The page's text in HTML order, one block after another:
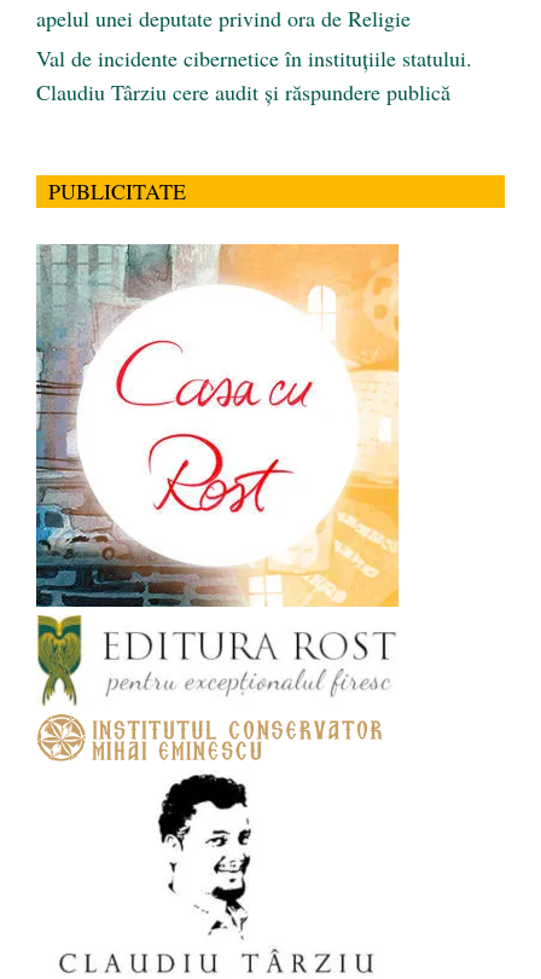
apelul unei deputate privind ora de Religie
Val de incidente cibernetice în instituțiile statului.
Claudiu Târziu cere audit și răspundere publică
PUBLICITATE